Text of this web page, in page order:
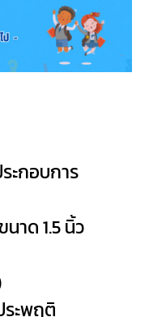
ะกอบการ
ด 1.5 นิ้ว
ะพฤติ